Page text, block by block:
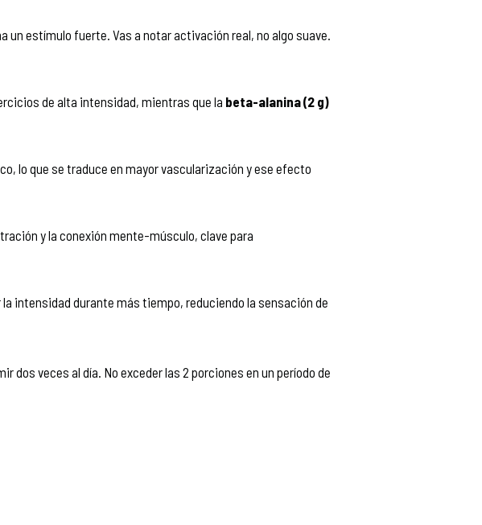
un estímulo fuerte. Vas a notar activación real, no algo suave.
de alta intensidad, mientras que la beta-alanina (2 g)
lo que se traduce en mayor vascularización y ese efecto
y la conexión mente-músculo, clave para
intensidad durante más tiempo, reduciendo la sensación de
dos veces al día. No exceder las 2 porciones en un período de